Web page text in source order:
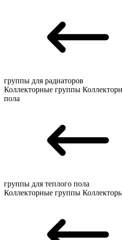
группы для радиаторов
Коллекторные группы
пола
группы для теплого пола
Коллекторные группы